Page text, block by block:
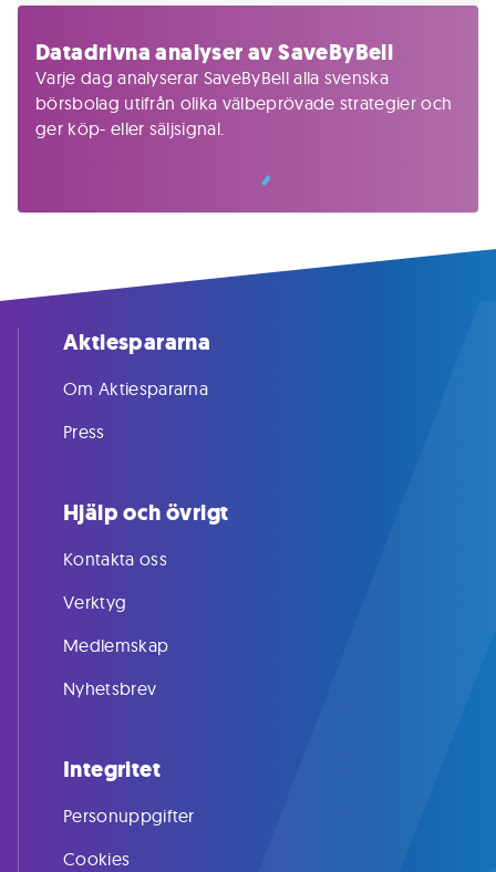
Datadrivna analyser av SaveByBell
Varje dag analyserar SaveByBell alla svenska
börsbolag utifrån olika välbeprövade strategier och
ger köp- eller säljsignal.
Aktiespararna
Om Aktiespararna
Press
Hjälp och övrigt
Kontakta oss
Verktyg
Medlemskap
Nyhetsbrev
Integritet
Personuppgifter
Cookies